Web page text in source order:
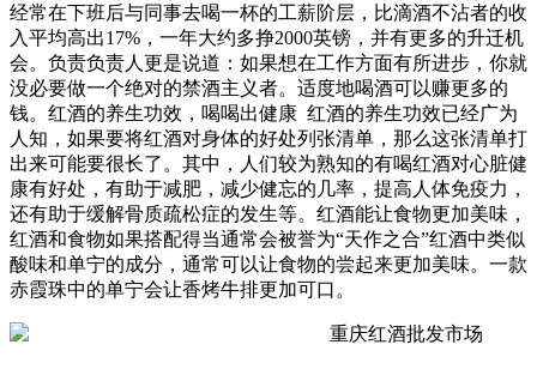
经常在下班后与同事去喝一杯的工薪阶层，比滴酒不沾者的收
入平均高出17%，一年大约多挣2000英镑，并有更多的升迁机
会。负责负责人更是说道：如果想在工作方面有所进步，你就
没必要做一个绝对的禁酒主义者。适度地喝酒可以赚更多的
钱。红酒的养生功效，喝喝出健康 红酒的养生功效已经广为
人知，如果要将红酒对身体的好处列张清单，那么这张清单打
出来可能要很长了。其中，人们较为熟知的有喝红酒对心脏健
康有好处，有助于减肥，减少健忘的几率，提高人体免疫力，
还有助于缓解骨质疏松症的发生等。红酒能让食物更加美味，
红酒和食物如果搭配得当通常会被誉为“天作之合”红酒中类似
酸味和单宁的成分，通常可以让食物的尝起来更加美味。一款
赤霞珠中的单宁会让香烤牛排更加可口。